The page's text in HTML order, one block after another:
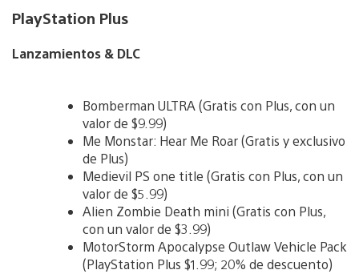
PlayStation Plus
Lanzamientos & DLC
Bomberman ULTRA (Gratis con Plus, con un
valor de $9.99)
Me Monstar: Hear Me Roar (Gratis y exclusivo
de Plus)
Medievil PS one title (Gratis con Plus, con un
valor de $5.99)
Alien Zombie Death mini (Gratis con Plus,
con un valor de $3.99)
MotorStorm Apocalypse Outlaw Vehicle Pack
(PlayStation Plus $1.99; 20% de descuento)